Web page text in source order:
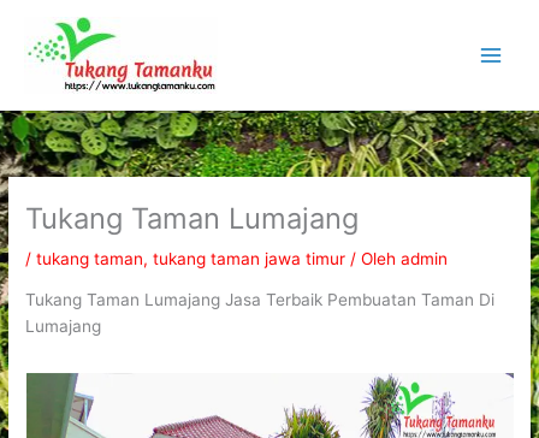
konten
Tukang Taman Lumajang
/tukang taman,tukang taman jawa timur / Olehadmin
Tukang Taman Lumajang Jasa Terbaik Pembuatan Taman Di
Lumajang